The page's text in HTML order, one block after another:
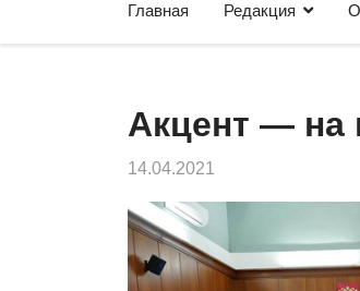
Главная Редакция
Акцент — на
14.04.2021